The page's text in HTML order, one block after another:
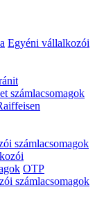
Egyéni vállalkozói
számlacsomagok
számlacsomagok
OTP
számlacsomagok